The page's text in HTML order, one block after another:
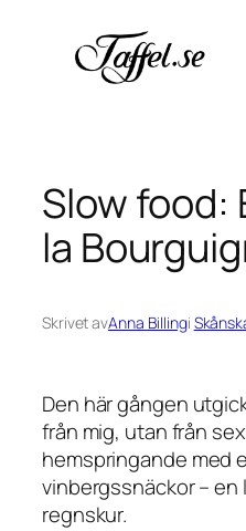
innehåll
Slow food:
la
Skrivet avAnna Billingi
Den här gången
från mig, utan från
hemspringande med
vinbergssnäckor –
regnskur.